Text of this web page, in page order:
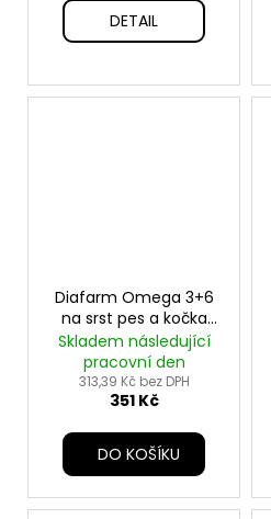
DETAIL
Diafarm Omega 3+6
na srst pes a kočka
dávkovač 250ml
Skladem následující
pracovní den
313,39 Kč bez DPH
351 Kč
DO KOŠÍKU